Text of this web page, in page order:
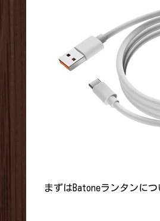
まずはBatoneランタンに